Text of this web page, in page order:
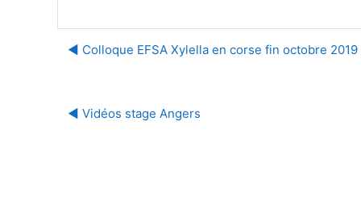
◀︎ Colloque EFSA Xylella en corse fin octobre 2019
◀︎ Vidéos stage Angers